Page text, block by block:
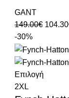
GANT
149.00€ 104.30
-30%
Επιλογή
2XL